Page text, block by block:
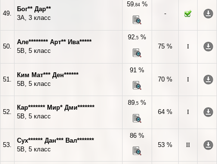
49.
Бог** Дар**
3А, 3 класс
59,84%
-
50.
Але******** Арт** Ива*****
5В, 5 класс
92,5 %
75 %
I
51.
Ким Мат*** Ден******
5В, 5 класс
91 %
70 %
I
52.
Кар******* Мир* Дми*******
5В, 5 класс
89,5 %
64 %
I
53.
Сух****** Дан*** Вал*******
5В, 5 класс
86 %
53 %
II